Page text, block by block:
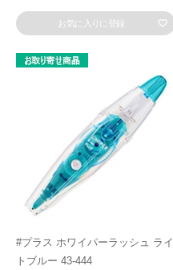
お気に入りに登録
#プラス ホワイパーラッシュ ライ
トブルー 43-444